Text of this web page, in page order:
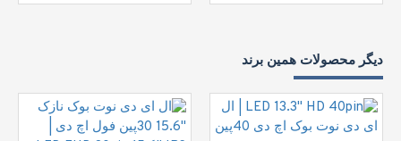
دیگر محصولات همین برند